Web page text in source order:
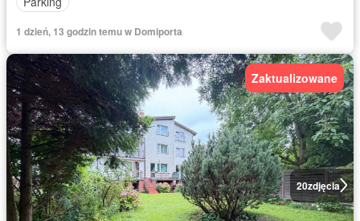
1 dzień, 13 godzin temu w Domiporta
20zdjęcia
Zaktualizowane